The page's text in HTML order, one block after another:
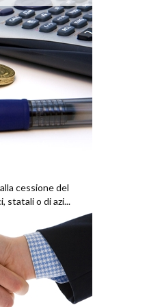
cessione del
statali o di azi...